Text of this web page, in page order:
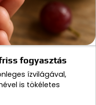
fogyasztás
ízvilágával,
is tökéletes